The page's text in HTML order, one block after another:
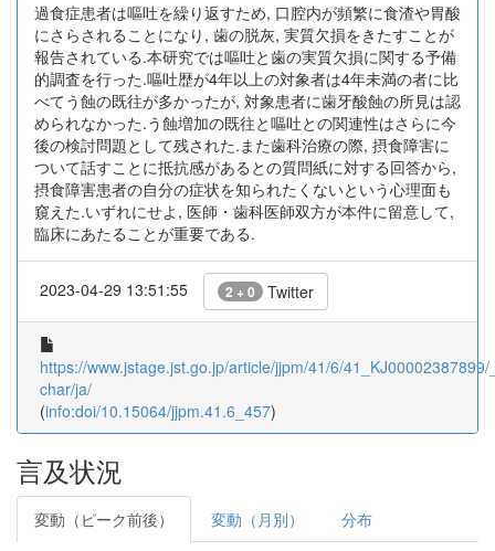
過食症患者は嘔吐を繰り返すため, 口腔内が頻繁に食渣や胃酸
にさらされることになり, 歯の脱灰, 実質欠損をきたすことが
報告されている.本研究では嘔吐と歯の実質欠損に関する予備
的調査を行った.嘔吐歴が4年以上の対象者は4年未満の者に比
べてう蝕の既往が多かったが, 対象患者に歯牙酸蝕の所見は認
められなかった.う蝕増加の既往と嘔吐との関連性はさらに今
後の検討問題として残された.また歯科治療の際, 摂食障害に
ついて話すことに抵抗感があるとの質問紙に対する回答から,
摂食障害患者の自分の症状を知られたくないという心理面も
窺えた.いずれにせよ, 医師・歯科医師双方が本件に留意して,
臨床にあたることが重要である.
2023-04-29 13:51:55 2 + 0 Twitter
https://www.jstage.jst.go.jp/article/jjpm/41/6/41_KJ00002387899/
char/ja/
(info:doi/10.15064/jjpm.41.6_457)
言及状況
変動（ピーク前後） 変動（月別） 分布